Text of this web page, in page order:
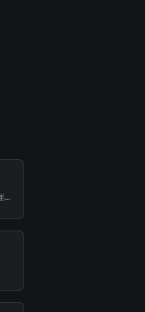
2F：展覧会・ポップアップストア等を開催！大型催事スペース「TOWER SPACE SHIBUYA」